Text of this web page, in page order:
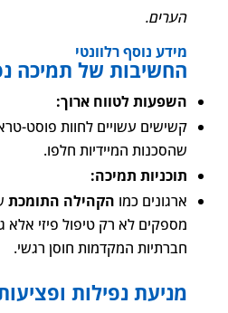
הערים.
מידע נוסף רלוונטי
החשיבות של תמיכה
השפעות לטווח ארוך:
קשישים עשויים לחוות פוסט-
שהסכנות המיידיות חלפו.
תוכניות תמיכה:
ארגונים כמו הקהילה התומכת
מספקים לא רק טיפול פיזי אלא
חברתיות המקדמות חוסן רגשי.
מניעת נפילות